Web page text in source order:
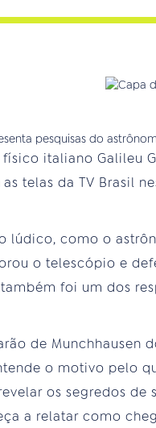
italiano Galileu
telas da TV Brasil
lúdico, como o
o telescópio e
foi um dos
de
o motivo pelo
os segredos
a relatar como